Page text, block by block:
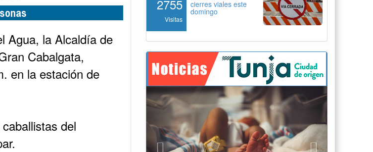
Agua, la Alcaldía de
Cabalgata,
en la estación de
del
2755
Visitas
cierres viales este
domingo
Previous Next